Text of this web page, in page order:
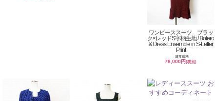
ワンピーススーツ ブラッ
ク×レッドS字柄生地 / Bolero
& Dress Ensemble in S-Letter
Print
通常価格
78,000円(税別)